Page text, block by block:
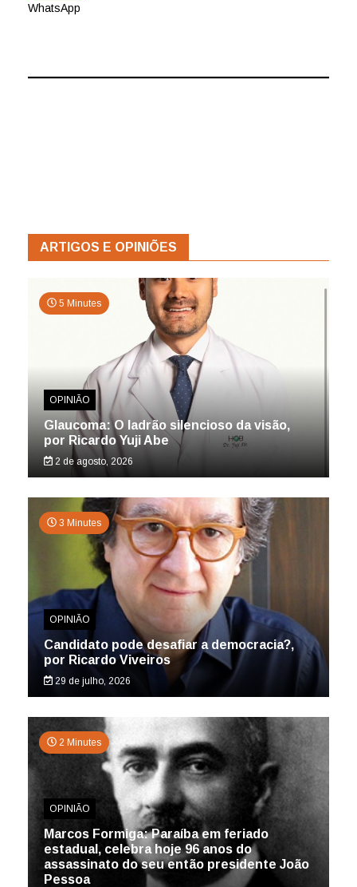
WhatsApp
ARTIGOS E OPINIÕES
5 Minutes
OPINIÃO
Glaucoma: O ladrão silencioso da visão,
por Ricardo Yuji Abe
2 de agosto, 2026
3 Minutes
OPINIÃO
Candidato pode desafiar a democracia?,
por Ricardo Viveiros
29 de julho, 2026
2 Minutes
OPINIÃO
Marcos Formiga: Paraíba em feriado
estadual, celebra hoje 96 anos do
assassinato do seu então presidente João
Pessoa